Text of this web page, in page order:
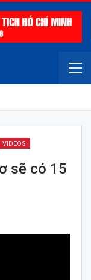
VIDEOS
sẽ có 15